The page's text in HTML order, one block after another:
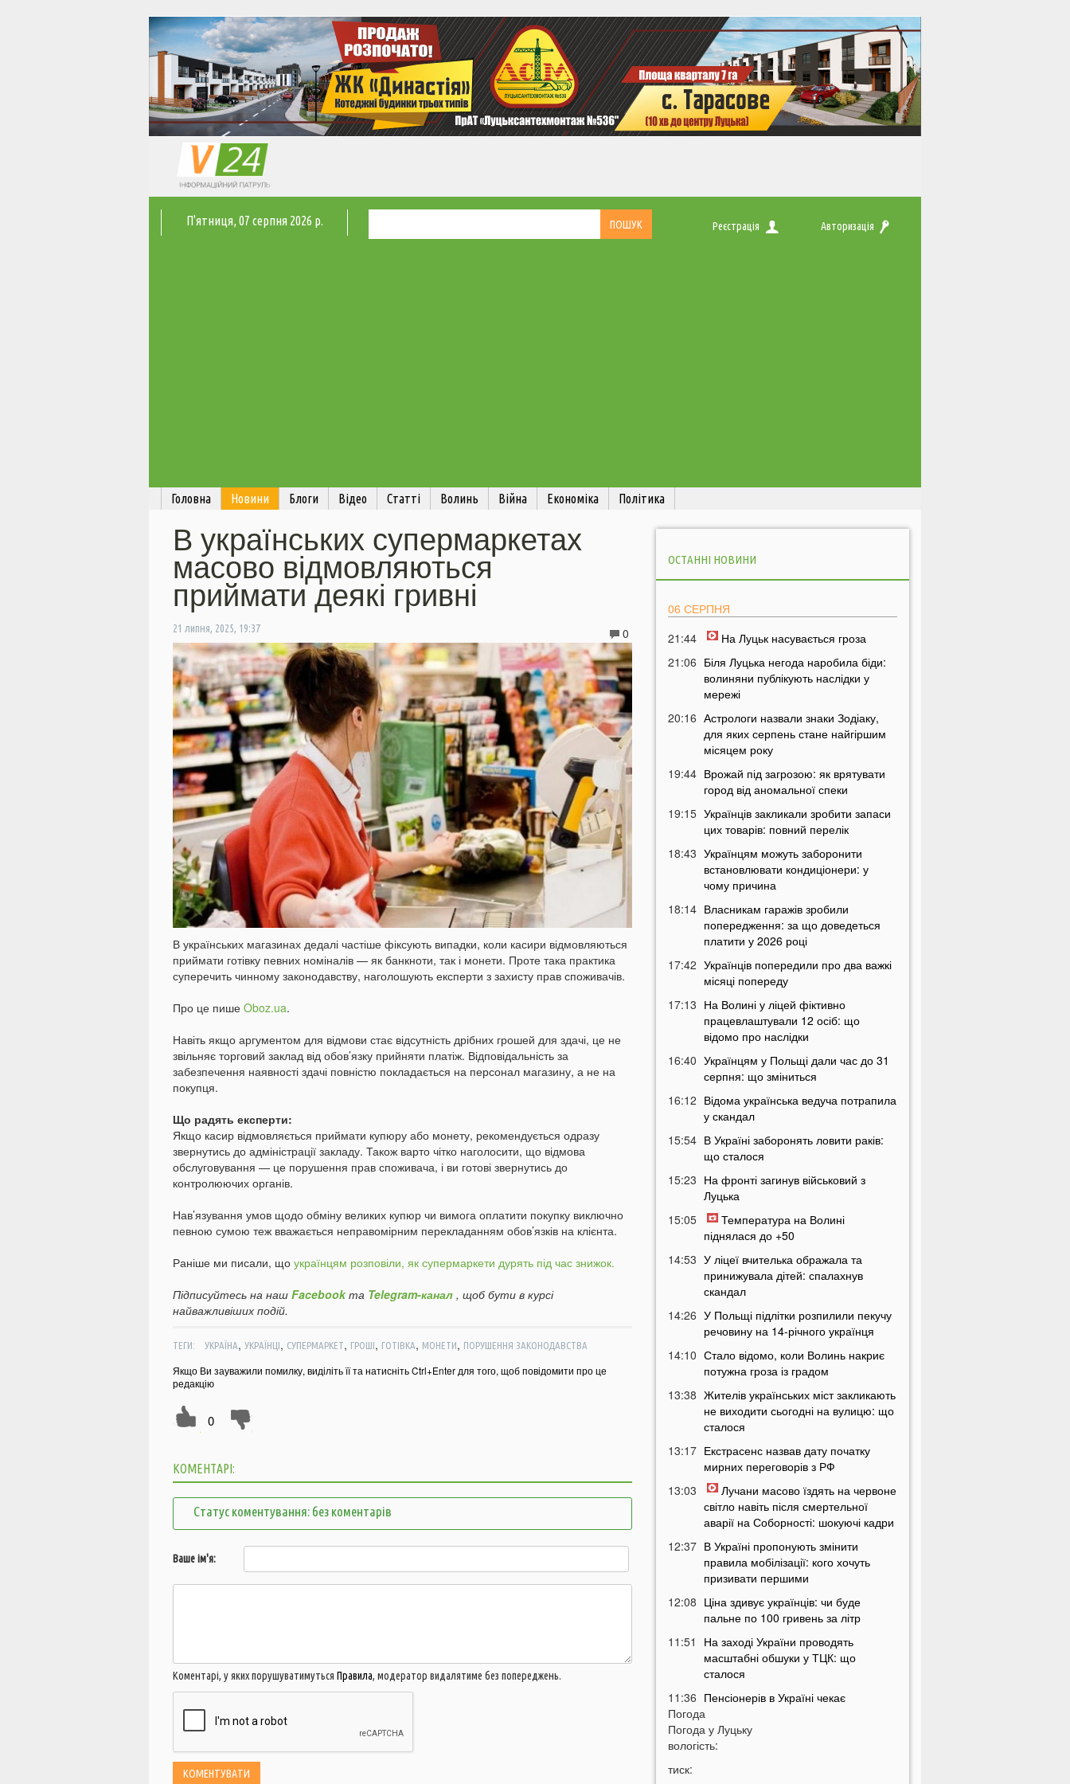
П'ятниця, 07 серпня 2026 р. Реєстрація Авторизація
Головна Новини Блоги Відео Статті Волинь Війна Економіка Політика
В українських супермаркетах
масово відмовляються
приймати деякі гривні
21 липня, 2025, 19:37 0
В українських магазинах дедалі частіше фіксують випадки, коли касири відмовляються
приймати готівку певних номіналів — як банкноти, так і монети. Проте така практика
суперечить чинному законодавству, наголошують експерти з захисту прав споживачів.
Про це пише Oboz.ua.
Навіть якщо аргументом для відмови стає відсутність дрібних грошей для здачі, це не
звільняє торговий заклад від обов’язку прийняти платіж. Відповідальність за
забезпечення наявності здачі повністю покладається на персонал магазину, а не на
покупця.
Що радять експерти:
Якщо касир відмовляється приймати купюру або монету, рекомендується одразу
звернутись до адміністрації закладу. Також варто чітко наголосити, що відмова
обслуговування — це порушення прав споживача, і ви готові звернутись до
контролюючих органів.
Нав’язування умов щодо обміну великих купюр чи вимога оплатити покупку виключно
певною сумою теж вважається неправомірним перекладанням обов’язків на клієнта.
Раніше ми писали, що українцям розповіли, як супермаркети дурять під час знижок.
Підписуйтесь на наш Facebookта Telegram-канал , щоб бути в курсі
найважливіших подій.
ТЕГИ: УКРАЇНА, УКРАЇНЦІ, СУПЕРМАРКЕТ, ГРОШІ, ГОТІВКА, МОНЕТИ, ПОРУШЕННЯ ЗАКОНОДАВСТВА
Якщо Ви зауважили помилку, виділіть її та натисніть Ctrl+Enter для того, щоб повідомити про це
редакцію
0
КОМЕНТАРІ:
Статус коментування: без коментарів
Ваше ім'я:
Коментарі, у яких порушуватимуться Правила, модератор видалятиме без попереджень.
ОСТАННІ НОВИНИ
06 СЕРПНЯ
21:44
На Луцьк насувається гроза
21:06 Біля Луцька негода наробила біди:
волиняни публікують наслідки у
мережі
20:16 Астрологи назвали знаки Зодіаку,
для яких серпень стане найгіршим
місяцем року
19:44 Врожай під загрозою: як врятувати
город від аномальної спеки
19:15 Українців закликали зробити запаси
цих товарів: повний перелік
18:43 Українцям можуть заборонити
встановлювати кондиціонери: у
чому причина
18:14 Власникам гаражів зробили
попередження: за що доведеться
платити у 2026 році
17:42 Українців попередили про два важкі
місяці попереду
17:13 На Волині у ліцей фіктивно
працевлаштували 12 осіб: що
відомо про наслідки
16:40 Українцям у Польщі дали час до 31
серпня: що зміниться
16:12 Відома українська ведуча потрапила
у скандал
15:54 В Україні заборонять ловити раків:
що сталося
15:23 На фронті загинув військовий з
Луцька
15:05
Температура на Волині
піднялася до +50
14:53 У ліцеї вчителька ображала та
принижувала дітей: спалахнув
скандал
14:26 У Польщі підлітки розпилили пекучу
речовину на 14-річного українця
14:10 Стало відомо, коли Волинь накриє
потужна гроза із градом
13:38 Жителів українських міст закликають
не виходити сьогодні на вулицю: що
сталося
13:17 Екстрасенс назвав дату початку
мирних переговорів з РФ
13:03
Лучани масово їздять на червоне
світло навіть після смертельної
аварії на Соборності: шокуючі кадри
12:37 В Україні пропонують змінити
правила мобілізації: кого хочуть
призивати першими
12:08 Ціна здивує українців: чи буде
пальне по 100 гривень за літр
11:51
На заході України проводять
масштабні обшуки у ТЦК: що
сталося
11:36 Пенсіонерів в Україні чекає
масштабна перевірка: кого це
торкнеться
11:07 Україну накриє потужна магнітна
Погода
Погода у Луцьку
вологість:
тиск: